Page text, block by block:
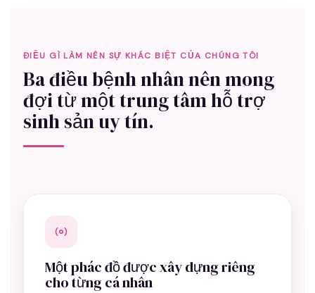
ĐIỀU GÌ LÀM NÊN SỰ KHÁC BIỆT CỦA CHÚNG TÔI
Ba điều bệnh nhân nên mong
đợi từ một trung tâm hỗ trợ
sinh sản uy tín.
Một phác đồ được xây dựng riêng
cho từng cá nhân